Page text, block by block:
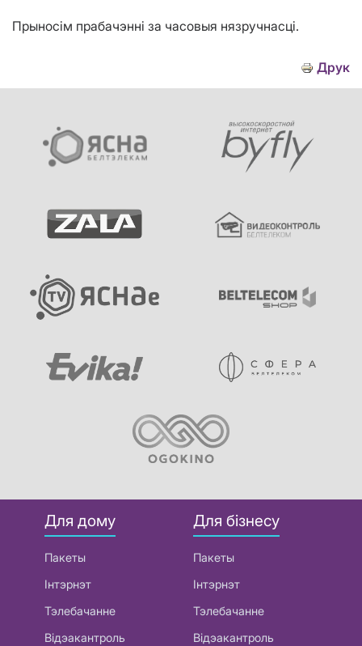
Прыноciм прабачэннi за часовыя нязручнасцi.
Друк
Для дому
Пакеты
Інтэрнэт
Тэлебачанне
Відэакантроль
Для бізнесу
Пакеты
Інтэрнэт
Тэлебачанне
Відэакантроль